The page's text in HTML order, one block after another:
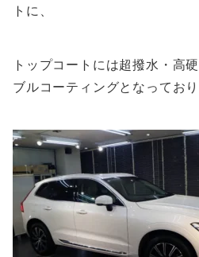
トに、
トップコートには超撥水・高
ブルコーティングとなっており